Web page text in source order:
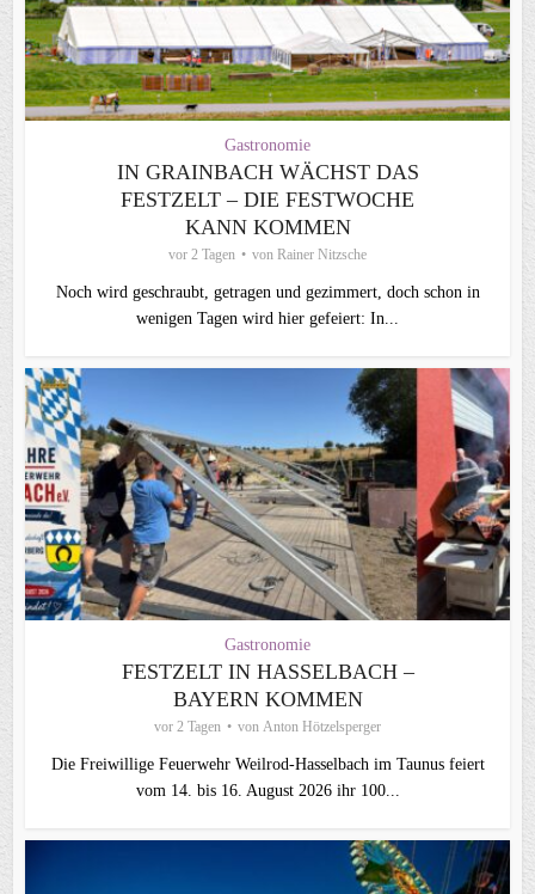
Gastronomie
IN GRAINBACH WÄCHST DAS
FESTZELT – DIE FESTWOCHE
KANN KOMMEN
vor 2 Tagen von Rainer Nitzsche
Noch wird geschraubt, getragen und gezimmert, doch schon in
wenigen Tagen wird hier gefeiert: In...
Gastronomie
FESTZELT IN HASSELBACH –
BAYERN KOMMEN
vor 2 Tagen von Anton Hötzelsperger
Die Freiwillige Feuerwehr Weilrod-Hasselbach im Taunus feiert
vom 14. bis 16. August 2026 ihr 100...